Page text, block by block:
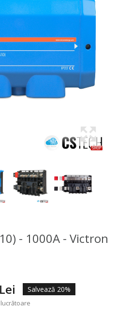
- 1000A - Victron
Salvează 20%